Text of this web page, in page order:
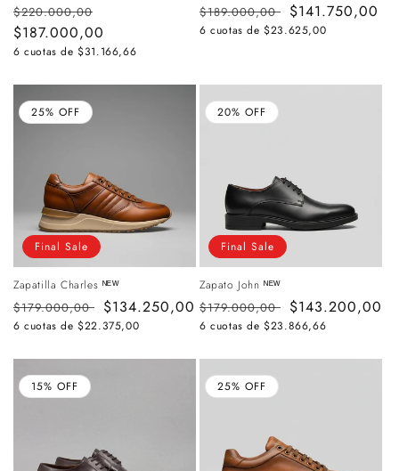
Precio
habitual
$220.000,00
de
oferta
$187.000,00
6 cuotas de $31.166,66
Precio
habitual
$189.000,00 Precio
de
$141.750,00
6 cuotas de $23.625,00
Final Sale
Zapatilla Charles ᴺᴱᵂ
Precio
habitual
$179.000,00 Precio
de
$134.250,00
6 cuotas de $22.375,00
25% OFF
Final Sale
Zapato John ᴺᴱᵂ
Precio
habitual
$179.000,00 Precio
de
$143.200,00
6 cuotas de $23.866,66
20% OFF
15% OFF 25% OFF